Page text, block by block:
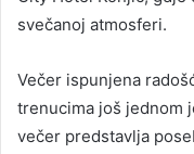
svečanoj atmosferi.
Večer ispunjena
trenucima još jednom
večer predstavlja